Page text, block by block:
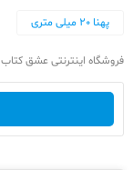
پهنا 20 میلی متری
فروشگاه اینترنتی عشق کتاب